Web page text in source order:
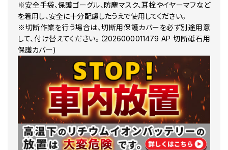
※安全手袋、保護ゴーグル、防塵マスク、耳栓やイヤーマフなど
を着用し、安全に十分配慮したうえで使用してください。
※切断作業を行う場合は、切断用保護カバーを必ず別途用意
して、付け替えてください。（2026000011479 AP 切断砥石用
保護カバー)